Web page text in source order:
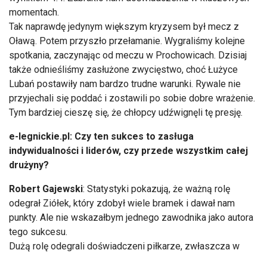
momentach.
Tak naprawdę jedynym większym kryzysem był mecz z
Oławą. Potem przyszło przełamanie. Wygraliśmy kolejne
spotkania, zaczynając od meczu w Prochowicach. Dzisiaj
także odnieśliśmy zasłużone zwycięstwo, choć Łużyce
Lubań postawiły nam bardzo trudne warunki. Rywale nie
przyjechali się poddać i zostawili po sobie dobre wrażenie.
Tym bardziej cieszę się, że chłopcy udźwignęli tę presję.
e-legnickie.pl: Czy ten sukces to zasługa
indywidualności i liderów, czy przede wszystkim całej
drużyny?
Robert Gajewski: Statystyki pokazują, że ważną rolę
odegrał Ziółek, który zdobył wiele bramek i dawał nam
punkty. Ale nie wskazałbym jednego zawodnika jako autora
tego sukcesu.
Dużą rolę odegrali doświadczeni piłkarze, zwłaszcza w